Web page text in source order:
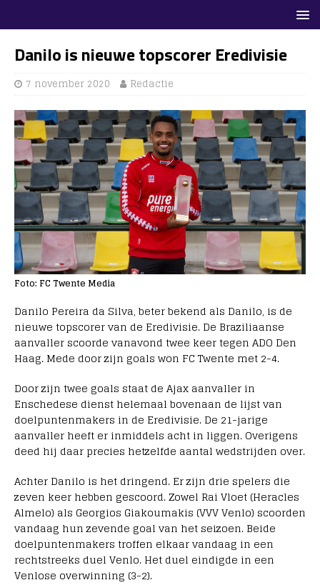
Danilo is nieuwe topscorer Eredivisie
7 november 2020 Redactie
Foto: FC Twente Media
Danilo Pereira da Silva, beter bekend als Danilo, is de
nieuwe topscorer van de Eredivisie. De Braziliaanse
aanvaller scoorde vanavond twee keer tegen ADO Den
Haag. Mede door zijn goals won FC Twente met 2-4.
Door zijn twee goals staat de Ajax aanvaller in
Enschedese dienst helemaal bovenaan de lijst van
doelpuntenmakers in de Eredivisie. De 21-jarige
aanvaller heeft er inmiddels acht in liggen. Overigens
deed hij daar precies hetzelfde aantal wedstrijden over.
Achter Danilo is het dringend. Er zijn drie spelers die
zeven keer hebben gescoord. Zowel Rai Vloet (Heracles
Almelo) als Georgios Giakoumakis (VVV Venlo) scoorden
vandaag hun zevende goal van het seizoen. Beide
doelpuntenmakers troffen elkaar vandaag in een
rechtstreeks duel Venlo. Het duel eindigde in een
Venlose overwinning (3-2).